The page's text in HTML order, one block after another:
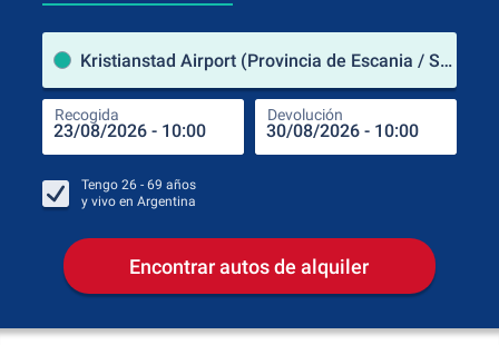
Kristianstad Airport (Provincia de Escania / Suecia)
Recogida Devolución
Tengo 26 - 69 años
y vivo en Argentina
Encontrar autos de alquiler